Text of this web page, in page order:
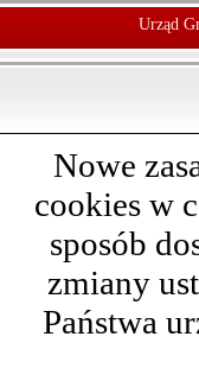
Urząd
Nowe
cookies w
sposób
zmiany
Państwa